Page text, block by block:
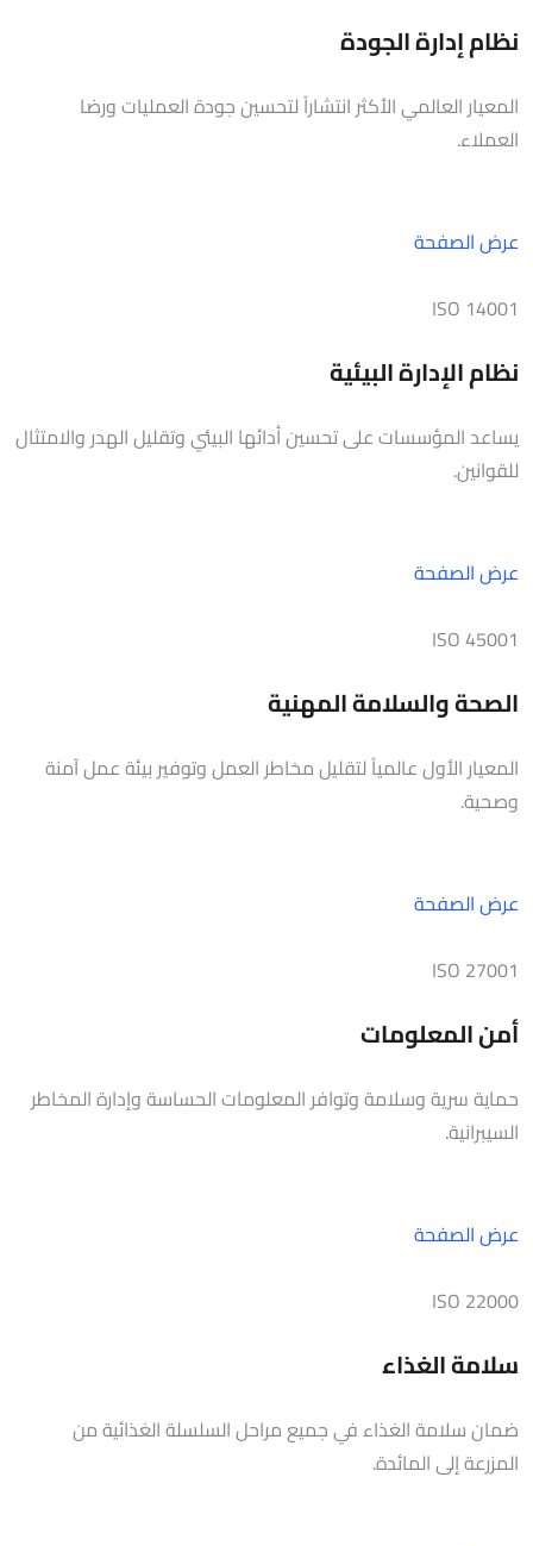
نظام إدارة الجودة
المعيار العالمي الأكثر انتشاراً لتحسين جودة العمليات ورضا
العملاء.
عرض الصفحة
ISO 14001
نظام الإدارة البيئية
يساعد المؤسسات على تحسين أدائها البيئي وتقليل الهدر والامتثال
للقوانين.
عرض الصفحة
ISO 45001
الصحة والسلامة المهنية
المعيار الأول عالمياً لتقليل مخاطر العمل وتوفير بيئة عمل آمنة
وصحية.
عرض الصفحة
ISO 27001
أمن المعلومات
حماية سرية وسلامة وتوافر المعلومات الحساسة وإدارة المخاطر
السيبرانية.
عرض الصفحة
ISO 22000
سلامة الغذاء
ضمان سلامة الغذاء في جميع مراحل السلسلة الغذائية من
المزرعة إلى المائدة.